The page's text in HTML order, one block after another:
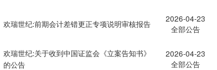
欢瑞世纪:前期会计差错更正专项说明审核报告
2026-04-23
全部公告
欢瑞世纪:关于收到中国证监会《立案告知书》
的公告
2026-04-23
全部公告